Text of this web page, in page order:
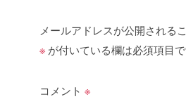
メールアドレスが公開される
※ が付いている欄は必須項目
コメント ※